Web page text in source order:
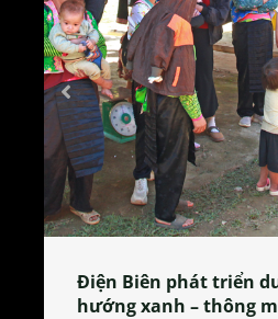
Làng làm bánh tẻ
tỏa đặc sản xứ Đoài